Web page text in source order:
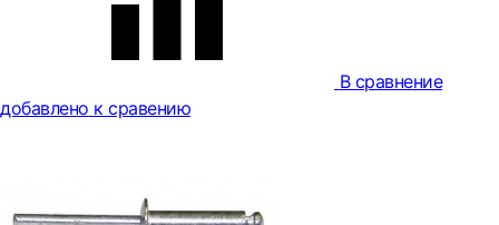
В сравнение
добавлено к сравению